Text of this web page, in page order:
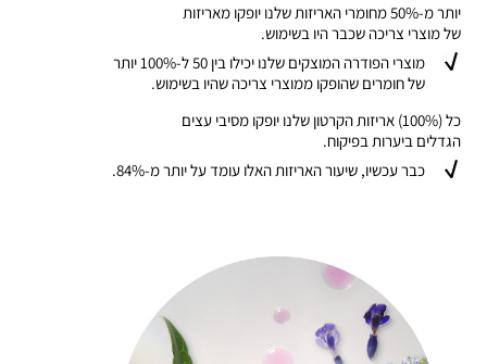
יותר מ-50% מחומרי האריזות שלנו יופקו מאריזות
של מוצרי צריכה שכבר היו בשימוש.
מוצרי הפודרה המוצקים שלנו יכילו בין 50 ל-100% יותר
של חומרים שהופקו ממוצרי צריכה שהיו בשימוש.
כל (100%) אריזות הקרטון שלנו יופקו מסיבי עצים
הגדלים ביערות בפיקוח.
כבר עכשיו, שיעור האריזות האלו עומד על יותר מ-84%.